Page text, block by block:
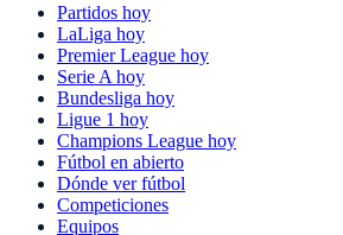
Partidos hoy
LaLiga hoy
Premier League hoy
Serie A hoy
Bundesliga hoy
Ligue 1 hoy
Champions League hoy
Fútbol en abierto
Dónde ver fútbol
Competiciones
Equipos